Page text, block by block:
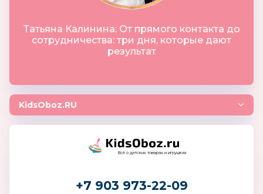
Татьяна Калинина: От прямого контакта до
сотрудничества: три дня, которые дают
результат
KidsOboz.RU
Всё о детских товарах и игрушках
+7 903 973-22-09